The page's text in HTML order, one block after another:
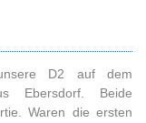
D2 auf dem
Ebersdorf. Beide
Waren die ersten